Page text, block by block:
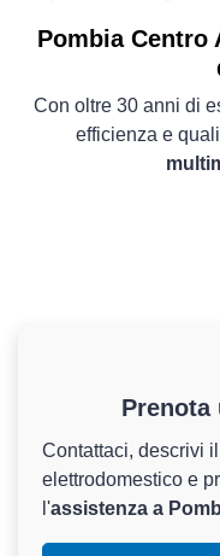
Pombia Centro
Con oltre 30 anni di
efficienza e
Prenota
Contattaci, descrivi
elettrodomestico e
l'assistenza a